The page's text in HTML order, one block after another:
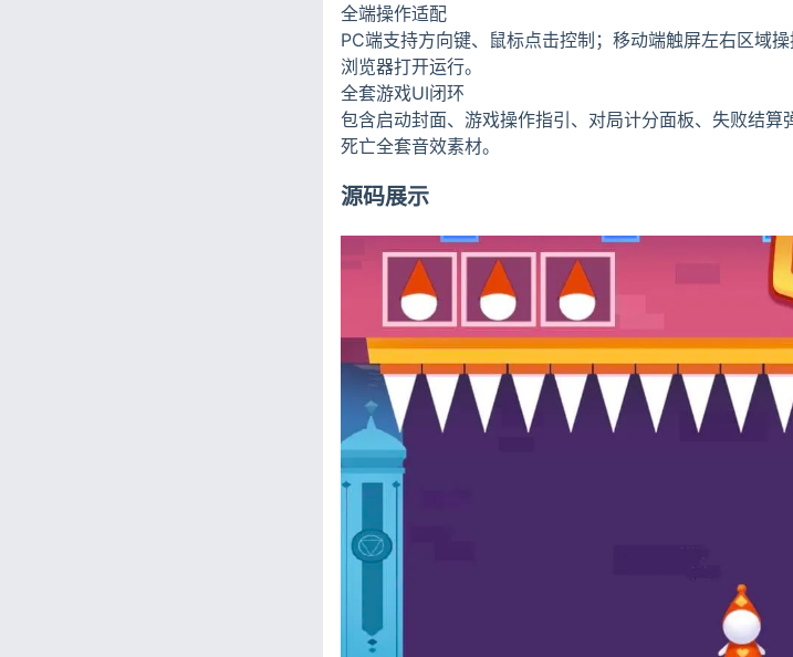
全端操作适配
PC端支持方向键、鼠标点击控制；移动端触屏左右区域
浏览器打开运行。
全套游戏UI闭环
包含启动封面、游戏操作指引、对局计分面板、失败结算
死亡全套音效素材。
源码展示